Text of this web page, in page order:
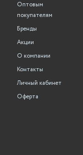
Оптовым
покупателям
Бренды
Акции
О компании
Контакты
Личный кабинет
Оферта